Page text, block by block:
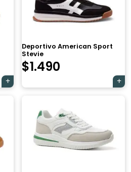
Deportivo American Sport
Stevie
$1.490
×